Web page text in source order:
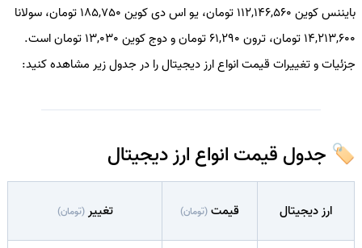
بایننس کوین 112,146,560 تومان، یو اس دی کوین 185,750 تومان، سولانا
14,213,600 تومان، ترون 61,290 تومان و دوج کوین 13,030 تومان است.
جزئیات و تغییرات قیمت انواع ارز دیجیتال را در جدول زیر مشاهده کنید:
🏷️ جدول قیمت انواع ارز دیجیتال
ارز دیجیتال قیمت (تومان) تغییر(تومان)